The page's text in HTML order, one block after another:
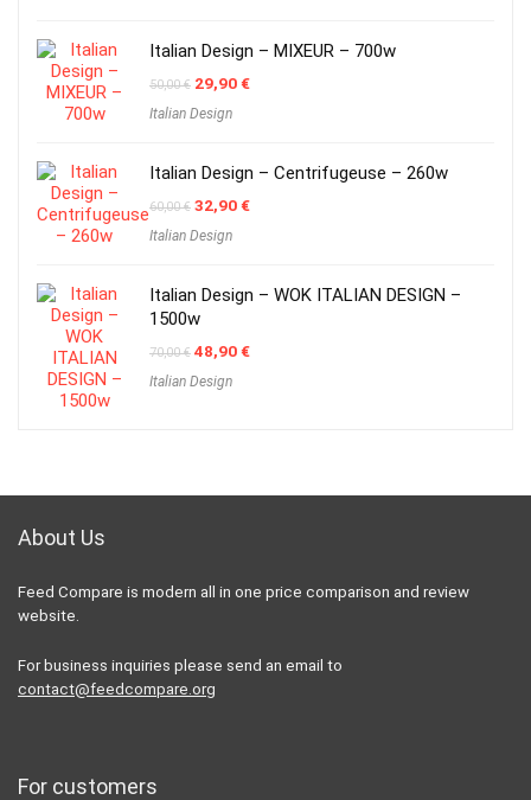
Italian Design – MIXEUR – 700w
50,00€ Original
was:
29,90€Current
Italian Design
Italian Design – Centrifugeuse – 260w
60,00€ Original
was:
32,90€Current
Italian Design
Italian Design – WOK ITALIAN DESIGN –
1500w
70,00€ Original
was:
48,90€Current
Italian Design
About Us
Feed Compare is modern all in one price comparison and review
website.
For business inquiries please send an email to
contact@feedcompare.org
For customers